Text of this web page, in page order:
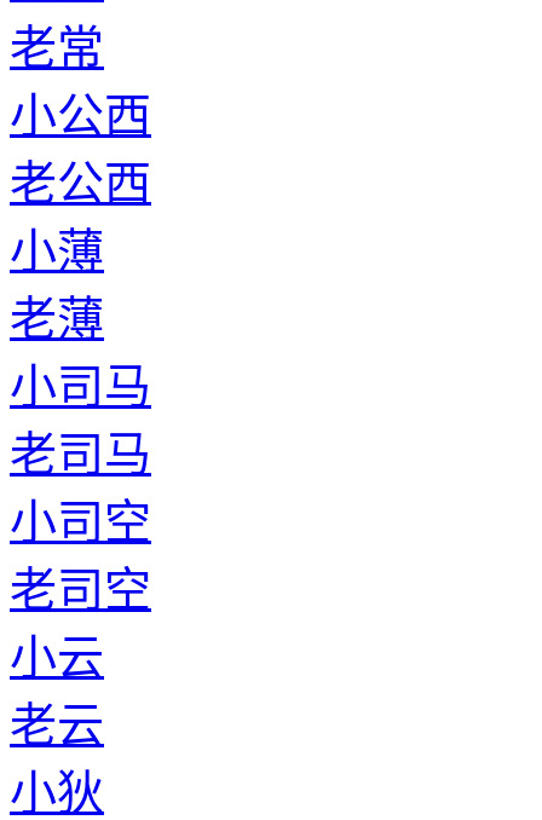
老常
小公西
老公西
小薄
老薄
小司马
老司马
小司空
老司空
小云
老云
小狄